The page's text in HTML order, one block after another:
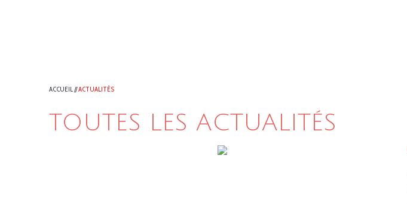
ACCUEIL//ACTUALITÉS
TOUTES LES ACTUALITÉS